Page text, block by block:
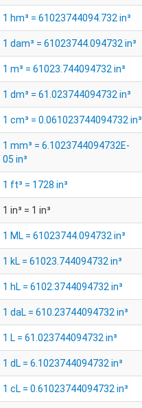
1 hm³ = 61023744094.732 in³
1 dam³ = 61023744.094732 in³
1 m³ = 61023.744094732 in³
1 dm³ = 61.023744094732 in³
1 cm³ = 0.061023744094732 in³
1 mm³ = 6.1023744094732E-
05 in³
1 ft³ = 1728 in³
1 in³ = 1 in³
1 ML = 61023744.094732 in³
1 kL = 61023.744094732 in³
1 hL = 6102.3744094732 in³
1 daL = 610.23744094732 in³
1 L = 61.023744094732 in³
1 dL = 6.1023744094732 in³
1 cL = 0.61023744094732 in³